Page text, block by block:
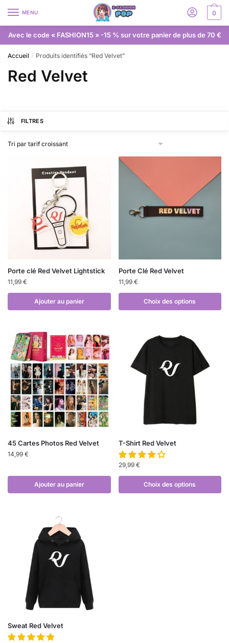
MENU 0
Avec le code « FASHION15 » -15 % sur votre panier de plus de 70 €
Accueil / Produits identifiés “Red Velvet”
Red Velvet
FILTRES
Porte clé Red Velvet Lightstick
11,99 €
Ajouter au panier
Porte Clé Red Velvet
11,99 €
Choix des options
45 Cartes Photos Red Velvet
14,99 €
Ajouter au panier
T-Shirt Red Velvet
29,99 €
Choix des options
Sweat Red Velvet